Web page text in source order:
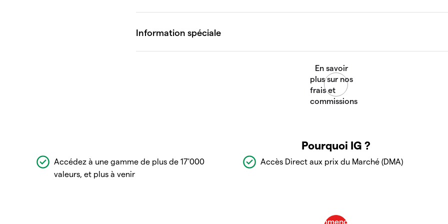
Pourquoi IG ?
Accédez à une gamme de plus de 17'000
valeurs, et plus à venir
Accès Direct aux prix du Marché (DMA)